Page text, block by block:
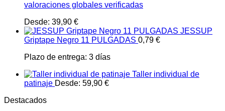
valoraciones globales verificadas
Desde: 39,90 €
JESSUP
Griptape Negro 11 PULGADAS 0,79 €
Plazo de entrega: 3 días
Taller individual de
patinaje Desde: 59,90 €
Destacados